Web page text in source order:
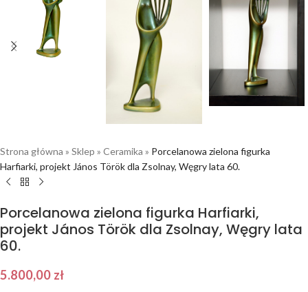
Strona główna » Sklep » Ceramika » Porcelanowa zielona figurka
Harfiarki, projekt János Török dla Zsolnay, Węgry lata 60.
Porcelanowa zielona figurka Harfiarki,
projekt János Török dla Zsolnay, Węgry lata
60.
5.800,00 zł